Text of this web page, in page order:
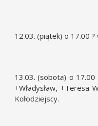
12.03. (piątek) o 17.00
13.03. (sobota) o
+Władysław, +Teresa
Kołodziejscy.